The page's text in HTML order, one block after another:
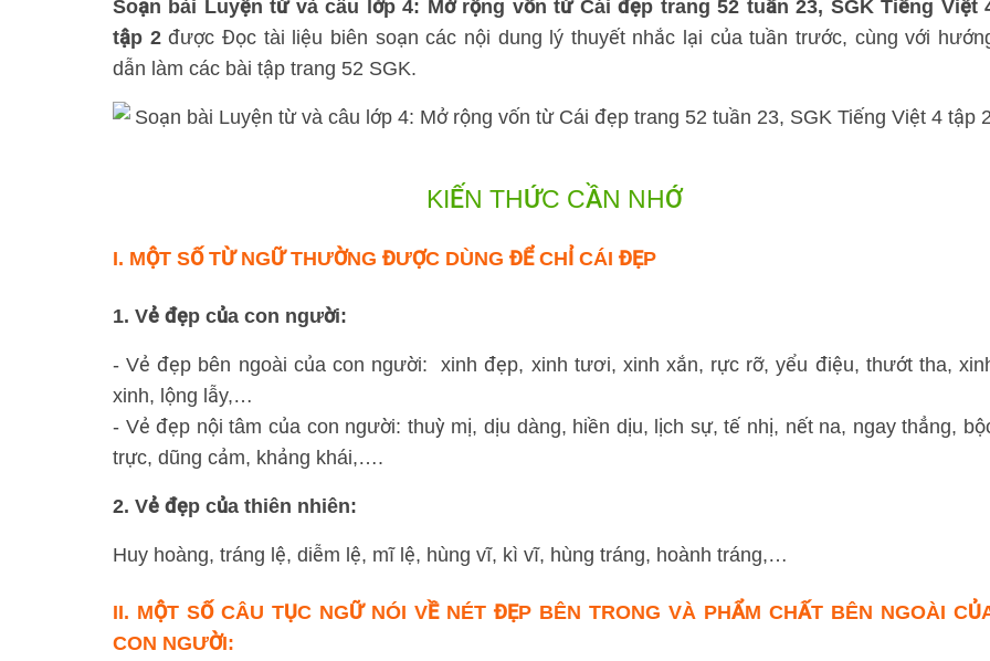
Soạn bài Luyện từ và câu lớp 4: Mở rộng vốn từ Cái đẹp trang 52 tuần 23, SGK Tiếng Việt
tập 2được Đọc tài liệu biên soạn các nội dung lý thuyết nhắc lại của tuần trước, cùng với
dẫn làm các bài tập trang 52 SGK.
KIẾN THỨC CẦN NHỚ
I. MỘT SỐ TỪ NGỮ THƯỜNG ĐƯỢC DÙNG ĐỂ CHỈ CÁI ĐẸP
1. Vẻ đẹp của con người:
- Vẻ đẹp bên ngoài của con người: xinh đẹp, xinh tươi, xinh xắn, rực rỡ, yểu điệu, thướt tha,
xinh, lộng lẫy,…
- Vẻ đẹp nội tâm của con người: thuỳ mị, dịu dàng, hiền dịu, lịch sự, tế nhị, nết na, ngay thẳng,
trực, dũng cảm, khảng khái,….
2. Vẻ đẹp của thiên nhiên:
Huy hoàng, tráng lệ, diễm lệ, mĩ lệ, hùng vĩ, kì vĩ, hùng tráng, hoành tráng,…
II. MỘT SỐ CÂU TỤC NGỮ NÓI VỀ NÉT ĐẸP BÊN TRONG VÀ PHẨM CHẤT BÊN NGOÀI
CON NGƯỜI: